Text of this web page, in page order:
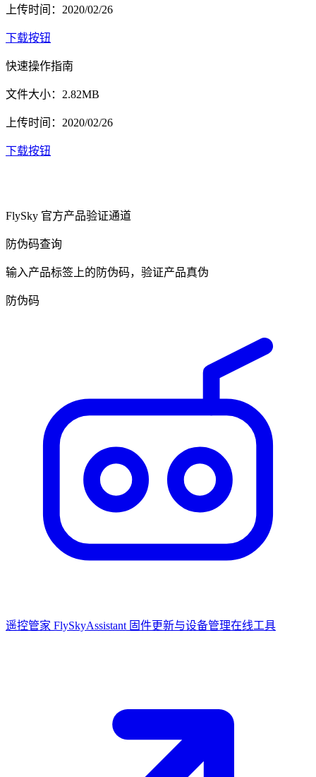
上传时间：2020/02/26
下载按钮
快速操作指南
文件大小：2.82MB
上传时间：2020/02/26
下载按钮
FlySky 官方产品验证通道
防伪码查询
输入产品标签上的防伪码，验证产品真伪
防伪码
遥控管家 FlySkyAssistant 固件更新与设备管理在线工具